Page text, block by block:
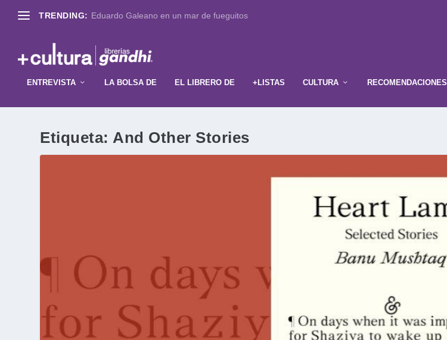
TRENDING: Eduardo Galeano en un mar de fueguitos
ENTREVISTA LA BOLSA DE EL LIBRERO DE +LISTAS CULTURA RECOMENDACIONES
Etiqueta:And Other Stories